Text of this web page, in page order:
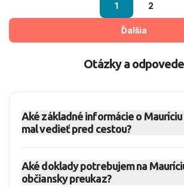
1 2
Ďalšia
Otázky a odpovede
Aké základné informácie o
mal vedieť pred cestou?
východne od Madagaskaru s
Port Louis. Okrem hlavného ostrova
Aké doklady potrebujem na
občiansky preukaz?